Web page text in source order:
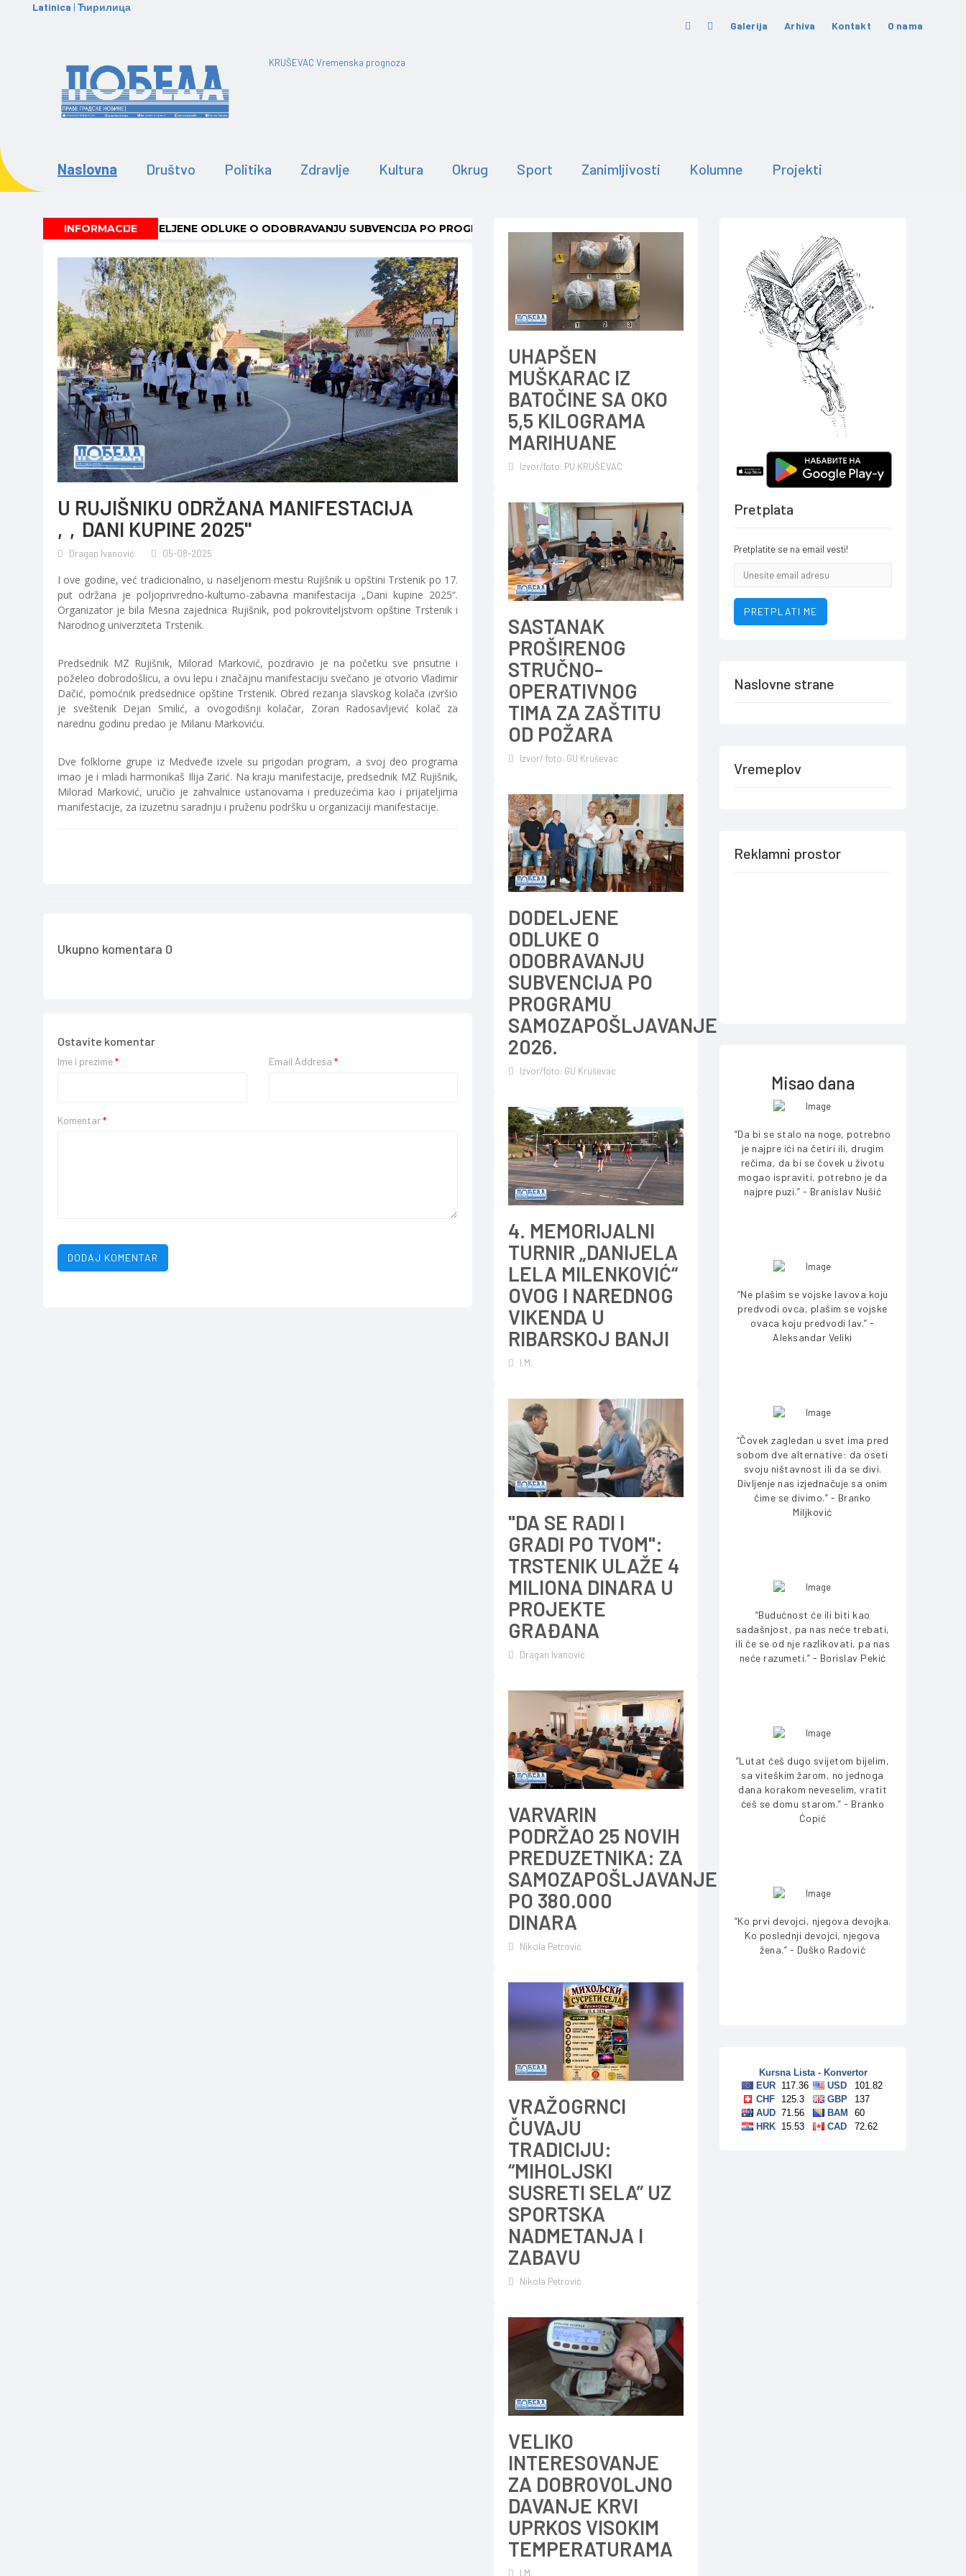
Latinica | Ћирилица
Galerija
Arhiva Kontakt O nama
KRUŠEVAC Vremenska prognoza
Naslovna Društvo Politika Zdravlje Kultura Okrug Sport Zanimljivosti Kolumne Projekti
OD POŽARA-DODELJENE ODLUKE O ODOBRAVANJU SUBVENCIJA PO PROGRAMU SAMOZAPOŠLJAVANJE 2026.
INFORMACIJE
U RUJIŠNIKU ODRŽANA MANIFESTACIJA
‚‚DANI KUPINE 2025''
Dragan Ivanović 05-08-2025
I ove godine, već tradicionalno, u naseljenom mestu Rujišnik u opštini Trstenik po 17.
put održana je poljoprivredno-kulturno-zabavna manifestacija „Dani kupine 2025“.
Organizator je bila Mesna zajednica Rujišnik, pod pokroviteljstvom opštine Trstenik i
Narodnog univerziteta Trstenik.
Predsednik MZ Rujišnik, Milorad Marković, pozdravio je na početku sve prisutne i
poželeo dobrodošlicu, a ovu lepu i značajnu manifestaciju svečano je otvorio Vladimir
Dačić, pomoćnik predsednice opštine Trstenik. Obred rezanja slavskog kolača izvršio
je sveštenik Dejan Smilić, a ovogodišnji kolačar, Zoran Radosavljević kolač za
narednu godinu predao je Milanu Markoviću.
Dve folklorne grupe iz Medveđe izvele su prigodan program, a svoj deo programa
imao je i mladi harmonikaš Ilija Zarić. Na kraju manifestacije, predsednik MZ Rujišnik,
Milorad Marković, uručio je zahvalnice ustanovama i preduzećima kao i prijateljima
manifestacije, za izuzetnu saradnju i pruženu podršku u organizaciji manifestacije.
Ukupno komentara 0
Ostavite komentar
Ime i prezime* Email Addresa *
Komentar*
DODAJ KOMENTAR
UHAPŠEN
MUŠKARAC IZ
BATOČINE SA OKO
5,5 KILOGRAMA
MARIHUANE
Izvor/foto: PU KRUŠEVAC
SASTANAK
PROŠIRENOG
STRUČNO-
OPERATIVNOG
TIMA ZA ZAŠTITU
OD POŽARA
Izvor/ foto: GU Kruševac
DODELJENE
ODLUKE O
ODOBRAVANJU
SUBVENCIJA PO
PROGRAMU
SAMOZAPOŠLJAVANJE
2026.
Izvor/foto: GU Kruševac
4. MEMORIJALNI
TURNIR „DANIJELA
LELA MILENKOVIĆ“
OVOG I NAREDNOG
VIKENDA U
RIBARSKOJ BANJI
I.M.
"DA SE RADI I
GRADI PO TVOM":
TRSTENIK ULAŽE 4
MILIONA DINARA U
PROJEKTE
GRAĐANA
Dragan Ivanović
VARVARIN
PODRŽAO 25 NOVIH
PREDUZETNIKA: ZA
SAMOZAPOŠLJAVANJE
PO 380.000
DINARA
Nikola Petrović
VRAŽOGRNCI
ČUVAJU
TRADICIJU:
“MIHOLJSKI
SUSRETI SELA” UZ
SPORTSKA
NADMETANJA I
ZABAVU
Nikola Petrović
VELIKO
INTERESOVANJE
ZA DOBROVOLJNO
DAVANJE KRVI
UPRKOS VISOKIM
TEMPERATURAMA
I.M.
Pretplata
Pretplatite se na email vesti!
addresa
PRETPLATI ME
Naslovne strane
Vremeplov
Reklamni prostor
Misao dana
“Da bi se stalo na noge, potrebno
je najpre ići na četiri ili, drugim
rečima, da bi se čovek u životu
mogao ispraviti, potrebno je da
najpre puzi.” - Branislav Nušić
“Ne plašim se vojske lavova koju
predvodi ovca, plašim se vojske
ovaca koju predvodi lav.” -
Aleksandar Veliki
“Čovek zagledan u svet ima pred
sobom dve alternative: da oseti
svoju ništavnost ili da se divi.
Divljenje nas izjednačuje sa onim
čime se divimo.” - Branko
Miljković
“Budućnost će ili biti kao
sadašnjost, pa nas neće trebati,
ili će se od nje razlikovati, pa nas
neće razumeti.” - Borislav Pekić
“Lutat ćeš dugo svijetom bijelim,
sa viteškim žarom, no jednoga
dana korakom neveselim, vratit
ćeš se domu starom.” - Branko
Ćopić
“Ko prvi devojci, njegova devojka.
Ko poslednji devojci, njegova
žena.” - Duško Radović